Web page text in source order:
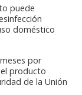
puede
doméstico
por
producto
de la Unión